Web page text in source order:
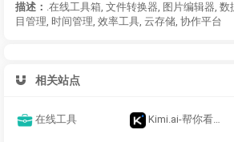
描述： .在线工具箱, 文件转换器, 图片编辑器,
目管理, 时间管理, 效率工具, 云存储, 协作平台
相关站点
在线工具 Kimi.ai-帮你看更大的世界